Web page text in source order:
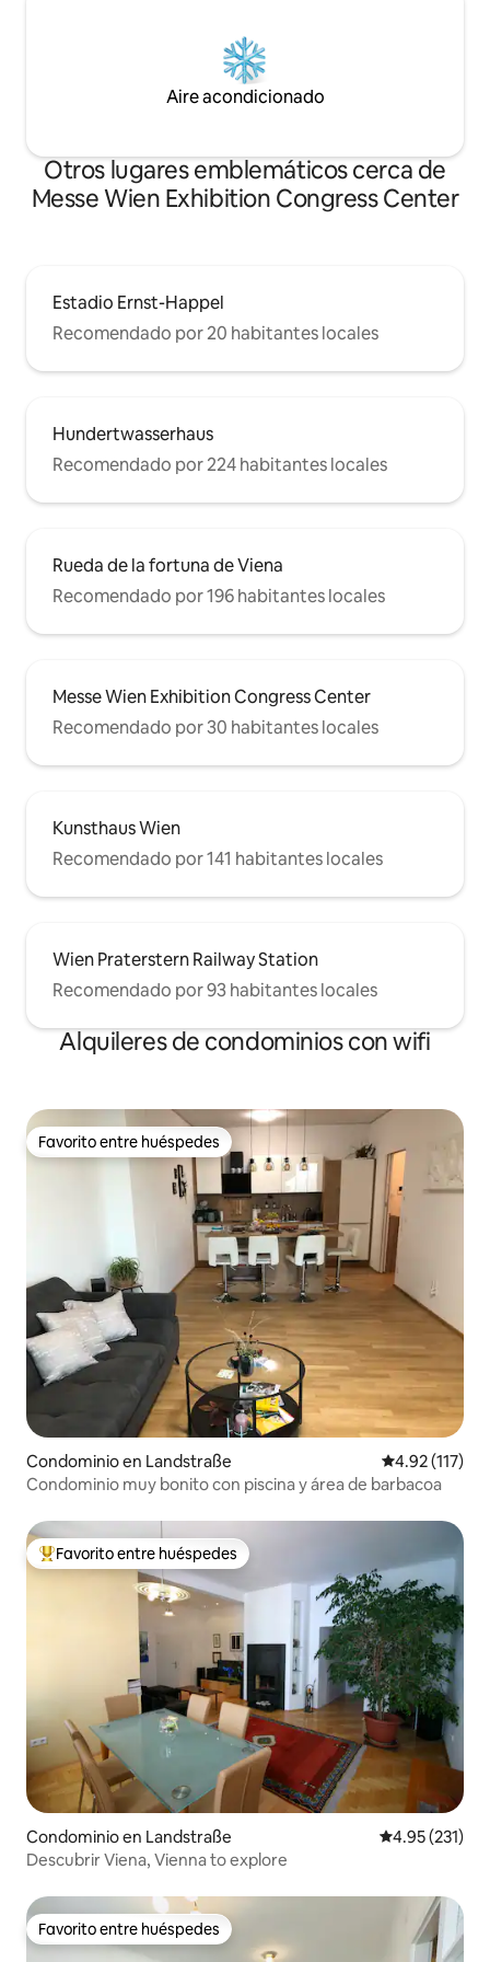
Aire acondicionado
Otros lugares emblemáticos cerca de
Messe Wien Exhibition Congress Center
Estadio Ernst-Happel
Recomendado por 20 habitantes locales
Hundertwasserhaus
Recomendado por 224 habitantes locales
Rueda de la fortuna de Viena
Recomendado por 196 habitantes locales
Messe Wien Exhibition Congress Center
Recomendado por 30 habitantes locales
Kunsthaus Wien
Recomendado por 141 habitantes locales
Wien Praterstern Railway Station
Recomendado por 93 habitantes locales
Alquileres de condominios con wifi
Favorito entre huéspedes
Favorito entre huéspedes
Condominio en Landstraße Calificación
4.92 (117)
Condominio muy bonito con piscina y área de barbacoa
De los mejores en Favorito entre huéspedes
Favorito entre huéspedes
Condominio en Landstraße Calificación
4.95 (231)
Descubrir Viena, Vienna to explore
Favorito entre huéspedes
Favorito entre huéspedes